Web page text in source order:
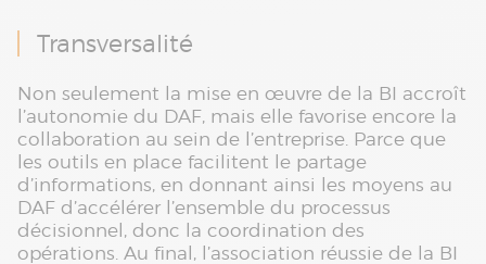
Transversalité
Non seulement la mise en œuvre de la BI accroît
l’autonomie du DAF, mais elle favorise encore la
collaboration au sein de l’entreprise. Parce que
les outils en place facilitent le partage
d’informations, en donnant ainsi les moyens au
DAF d’accélérer l’ensemble du processus
décisionnel, donc la coordination des
opérations. Au final, l’association réussie de la BI